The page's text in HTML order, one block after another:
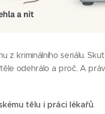
z kriminálního seriálu.
odehrálo a proč. A
tělu i práci lékařů.